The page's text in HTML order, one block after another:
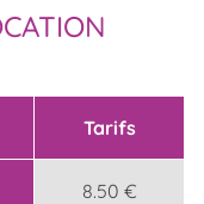
Tarifs
8.50 €